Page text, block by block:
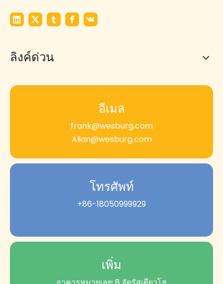
ลิงค์ด่วน
อีเมล
frank@wesburg.com
Alian@wesburg.com
โทรศัพท์
+86-18050999929
เพิ่ม